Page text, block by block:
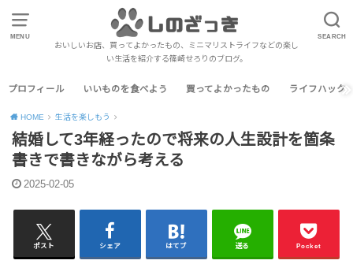
MENU SEARCH
おいしいお店、買ってよかったもの、ミニマリストライフなどの楽し
い生活を紹介する篠崎せろりのブログ。
プロフィール いいものを食べよう 買ってよかったもの ライフハック
HOME 生活を楽しもう
結婚して3年経ったので将来の人生設計を箇条
書きで書きながら考える
2025-02-05
ポスト シェア はてブ 送る Pocket